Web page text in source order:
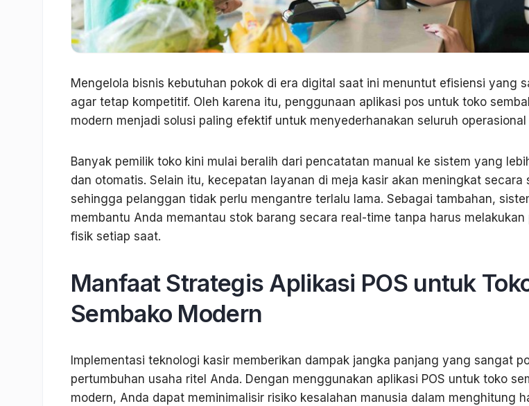
Mengelola bisnis kebutuhan pokok di era digital saat ini menuntut efisiensi yang
agar tetap kompetitif. Oleh karena itu, penggunaan aplikasi pos untuk toko
modern menjadi solusi paling efektif untuk menyederhanakan seluruh operasional
Banyak pemilik toko kini mulai beralih dari pencatatan manual ke sistem yang
dan otomatis. Selain itu, kecepatan layanan di meja kasir akan meningkat secara
sehingga pelanggan tidak perlu mengantre terlalu lama. Sebagai tambahan,
membantu Anda memantau stok barang secara real-time tanpa harus melakukan
fisik setiap saat.
Manfaat Strategis Aplikasi POS untuk
Sembako Modern
Implementasi teknologi kasir memberikan dampak jangka panjang yang sangat
pertumbuhan usaha ritel Anda. Dengan menggunakan aplikasi POS untuk toko
modern, Anda dapat meminimalisir risiko kesalahan manusia dalam menghitung